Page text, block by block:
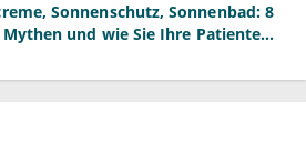
Sonnenschutz, Sonnenbad: 8
und wie Sie Ihre Patienten